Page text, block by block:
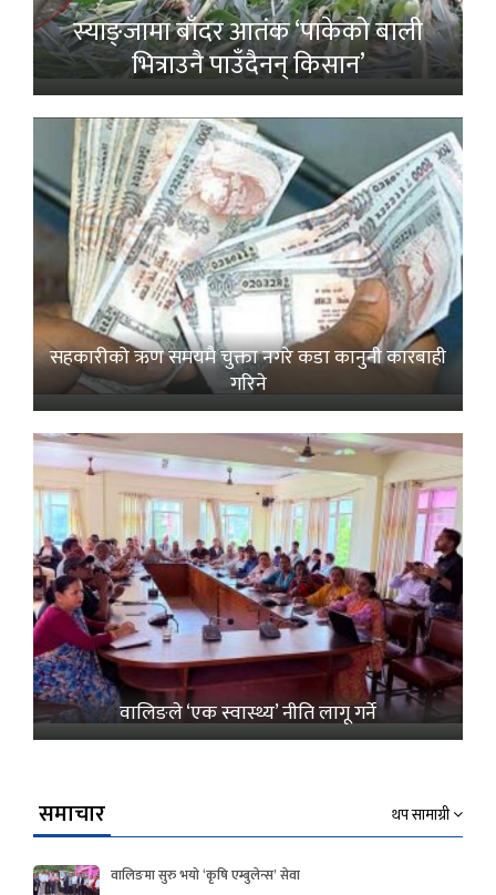
स्याङ्जामा बाँदर आतंक ‘पाकेको बाली
भित्राउनै पाउँदैनन् किसान’
सहकारीको ऋण समयमै चुक्ता नगरे कडा कानुनी कारबाही
गरिने
वालिङले ‘एक स्वास्थ्य’ नीति लागू गर्ने
समाचार थप सामाग्री
वालिङमा सुरु भयो ‘कृषि एम्बुलेन्स’ सेवा